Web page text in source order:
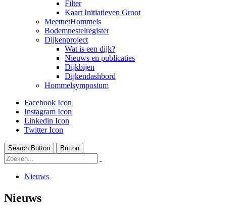
Filter
Kaart Initiatieven Groot
MeetnetHommels
Bodemnestelregister
Dijkenproject
Wat is een dijk?
Nieuws en publicaties
Dijkbijen
Dijkendashbord
Hommelsymposium
Facebook Icon
Instagram Icon
Linkedin Icon
Twitter Icon
Search Button Button
Nieuws
Nieuws